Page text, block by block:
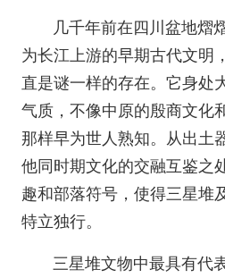
几千年前在四川盆地熠
为长江上游的早期古代文明
直是谜一样的存在。它身处
气质，不像中原的殷商文化
那样早为世人熟知。从出土
他同时期文化的交融互鉴之
趣和部落符号，使得三星堆
特立独行。
三星堆文物中最具有代